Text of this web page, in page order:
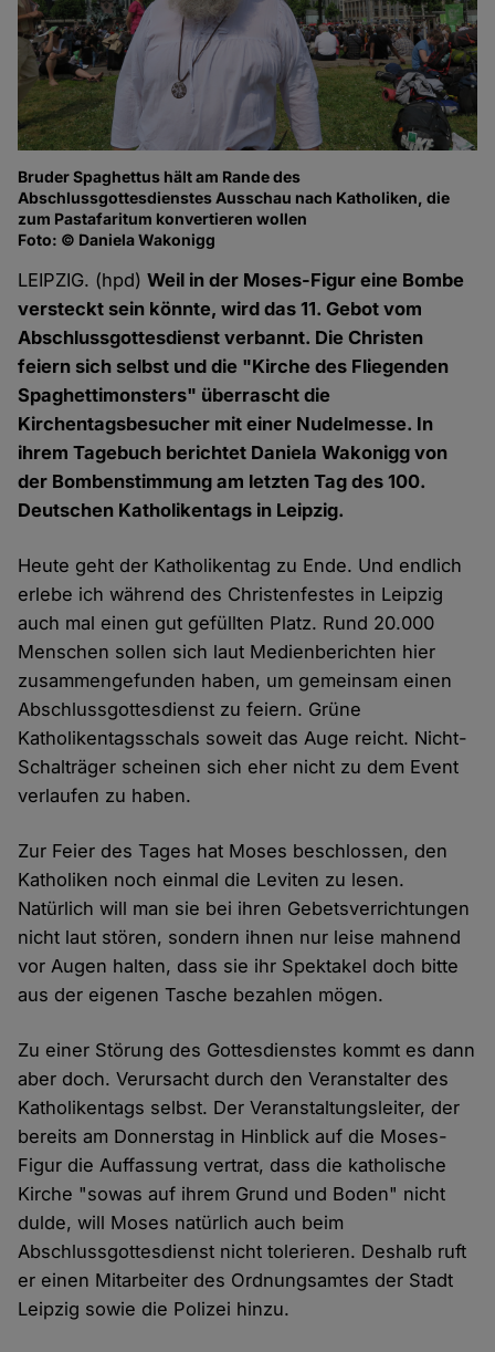
Bruder Spaghettus hält am Rande des
Abschlussgottesdienstes Ausschau nach Katholiken, die
zum Pastafaritum konvertieren wollen
Foto: © Daniela Wakonigg
LEIPZIG. (hpd)Weil in der Moses-Figur eine Bombe
versteckt sein könnte, wird das 11. Gebot vom
Abschlussgottesdienst verbannt. Die Christen
feiern sich selbst und die "Kirche des Fliegenden
Spaghettimonsters" überrascht die
Kirchentagsbesucher mit einer Nudelmesse. In
ihrem Tagebuch berichtet Daniela Wakonigg von
der Bombenstimmung am letzten Tag des 100.
Deutschen Katholikentags in Leipzig.
Heute geht der Katholikentag zu Ende. Und endlich
erlebe ich während des Christenfestes in Leipzig
auch mal einen gut gefüllten Platz. Rund 20.000
Menschen sollen sich laut Medienberichten hier
zusammengefunden haben, um gemeinsam einen
Abschlussgottesdienst zu feiern. Grüne
Katholikentagsschals soweit das Auge reicht. Nicht-
Schalträger scheinen sich eher nicht zu dem Event
verlaufen zu haben.
Zur Feier des Tages hat Moses beschlossen, den
Katholiken noch einmal die Leviten zu lesen.
Natürlich will man sie bei ihren Gebetsverrichtungen
nicht laut stören, sondern ihnen nur leise mahnend
vor Augen halten, dass sie ihr Spektakel doch bitte
aus der eigenen Tasche bezahlen mögen.
Zu einer Störung des Gottesdienstes kommt es dann
aber doch. Verursacht durch den Veranstalter des
Katholikentags selbst. Der Veranstaltungsleiter, der
bereits am Donnerstag in Hinblick auf die Moses-
Figur die Auffassung vertrat, dass die katholische
Kirche "sowas auf ihrem Grund und Boden" nicht
dulde, will Moses natürlich auch beim
Abschlussgottesdienst nicht tolerieren. Deshalb ruft
er einen Mitarbeiter des Ordnungsamtes der Stadt
Leipzig sowie die Polizei hinzu.